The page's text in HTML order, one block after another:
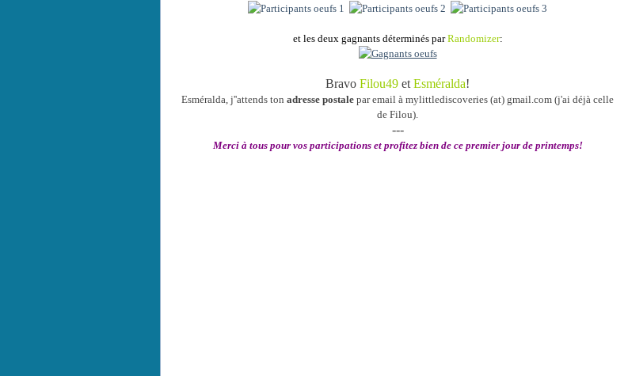
et les deux gagnants déterminés parRandomizer:
Bravo Filou49 et Esméralda!
Esméralda, j''attends ton adresse postale par email à mylittlediscoveries (at) gmail.com (j'ai déjà celle
de Filou).
---
Merci à tous pour vos participations et profitez bien de ce premier jour de printemps!